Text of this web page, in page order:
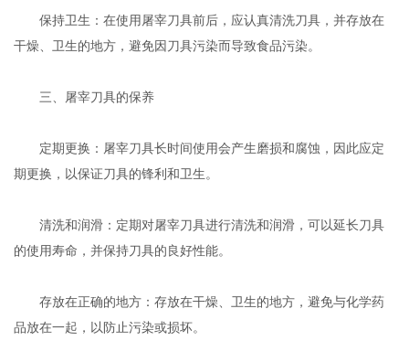
保持卫生：在使用屠宰刀具前后，应认真清洗刀具，并存放在
干燥、卫生的地方，避免因刀具污染而导致食品污染。
三、屠宰刀具的保养
定期更换：屠宰刀具长时间使用会产生磨损和腐蚀，因此应定
期更换，以保证刀具的锋利和卫生。
清洗和润滑：定期对屠宰刀具进行清洗和润滑，可以延长刀具
的使用寿命，并保持刀具的良好性能。
存放在正确的地方：存放在干燥、卫生的地方，避免与化学药
品放在一起，以防止污染或损坏。